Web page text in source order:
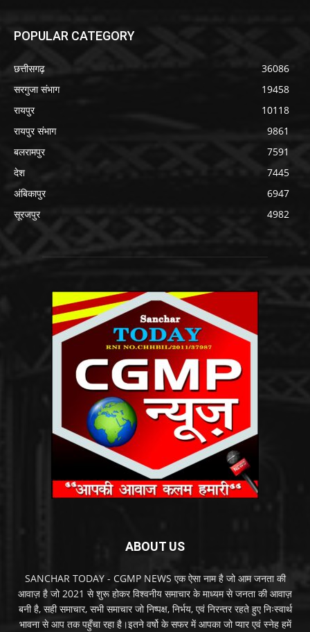
POPULAR CATEGORY
छत्तीसगढ़
36086
सरगुजा संभाग
19458
रायपुर
10118
रायपुर संभाग
9861
बलरामपुर
7591
देश
7445
अंबिकापुर
6947
सूरजपुर
4982
ABOUT US
SANCHAR TODAY - CGMP NEWS एक ऐसा नाम है जो आम जनता की
आवाज़ है जो 2021 से शुरू होकर विश्वनीय समाचार के माध्यम से जनता की आवाज़
बनी है, सही समाचार, सभी समाचार जो निष्पक्ष, निर्भय, एवं निरन्तर रहते हुए निःस्वार्थ
भावना से आप तक पहुँचा रहा है।इतने वर्षो के सफर में आपका जो प्यार एवं स्नेह हमें